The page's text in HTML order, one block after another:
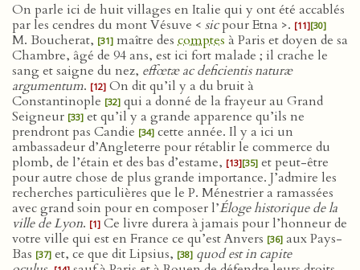
On parle ici de huit villages en Italie qui y ont été accablés
par les cendres du mont Vésuve < sicpour Etna >. [11][30]
M. Boucherat, [31] maître des comptes à Paris et doyen de sa
Chambre, âgé de 94 ans, est ici fort malade ; il crache le
sang et saigne du nez, effœtæ ac deficientis naturæ
argumentum. [12] On dit qu’il y a du bruit à
Constantinople [32] qui a donné de la frayeur au Grand
Seigneur [33] et qu’il y a grande apparence qu’ils ne
prendront pas Candie [34] cette année. Il y a ici un
ambassadeur d’Angleterre pour rétablir le commerce du
plomb, de l’étain et des bas d’estame, [13][35] et peut-être
pour autre chose de plus grande importance. J’admire les
recherches particulières que le P. Ménestrier a ramassées
avec grand soin pour en composer l’Éloge historique de la
ville de Lyon. [1] Ce livre durera à jamais pour l’honneur de
votre ville qui est en France ce qu’est Anvers [36] aux Pays-
Bas [37] et, ce que dit Lipsius, [38] quod est in capite